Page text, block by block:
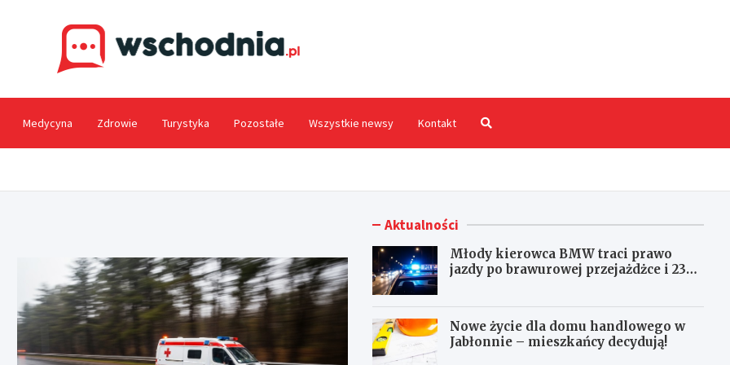
Medycyna Zdrowie Turystyka Pozostałe Wszystkie newsy Kontakt
Aktualności
Młody kierowca BMW traci prawo
jazdy po brawurowej przejażdżce i 23
Nowe życie dla domu handlowego w
Jabłonnie – mieszkańcy decydują!